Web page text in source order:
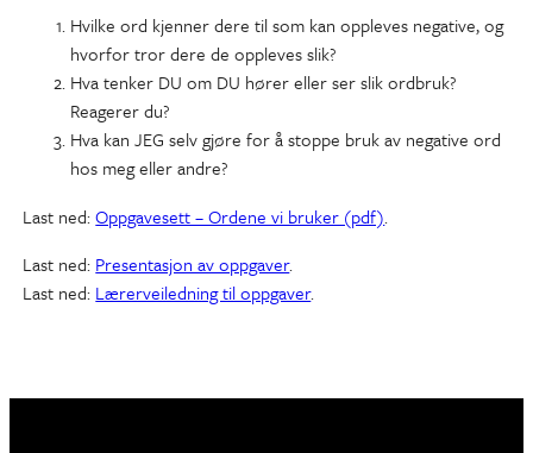
Hvilke ord kjenner dere til som kan oppleves negative, og
hvorfor tror dere de oppleves slik?
Hva tenker DU om DU hører eller ser slik ordbruk?
Reagerer du?
Hva kan JEG selv gjøre for å stoppe bruk av negative ord
hos meg eller andre?
Last ned:Oppgavesett – Ordene vi bruker (pdf).
Last ned: Presentasjon av oppgaver.
Last ned: Lærerveiledning til oppgaver.